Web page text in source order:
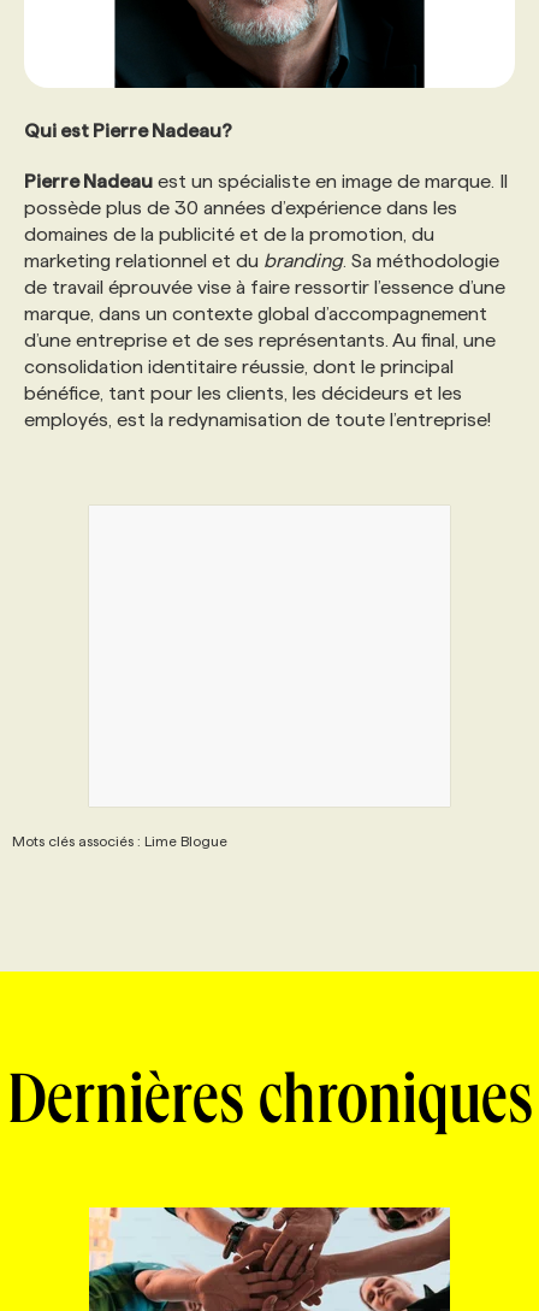
Qui est Pierre Nadeau?
Pierre Nadeau est un spécialiste en image de marque. Il
possède plus de 30 années d’expérience dans les
domaines de la publicité et de la promotion, du
marketing relationnel et du branding. Sa méthodologie
de travail éprouvée vise à faire ressortir l’essence d’une
marque, dans un contexte global d’accompagnement
d’une entreprise et de ses représentants. Au final, une
consolidation identitaire réussie, dont le principal
bénéfice, tant pour les clients, les décideurs et les
employés, est la redynamisation de toute l’entreprise!
Mots clés associés : Lime Blogue
Dernières chroniques